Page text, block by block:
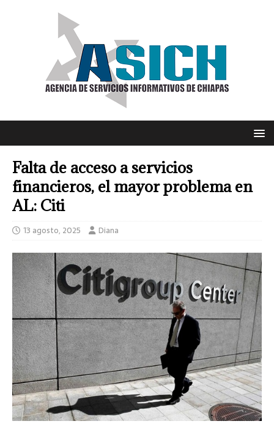
Falta de acceso a servicios
financieros, el mayor problema en
AL: Citi
13 agosto, 2025 Diana